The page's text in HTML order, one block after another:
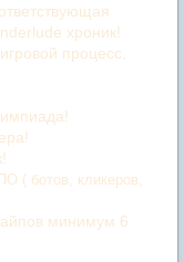
хроник!
процесс.
( ботов, кликеров,
минимум 6